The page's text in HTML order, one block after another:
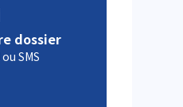
dossier
SMS